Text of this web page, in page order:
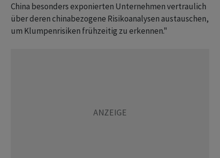
China besonders exponierten Unternehmen vertraulich
über deren chinabezogene Risikoanalysen austauschen,
um Klumpenrisiken frühzeitig zu erkennen."